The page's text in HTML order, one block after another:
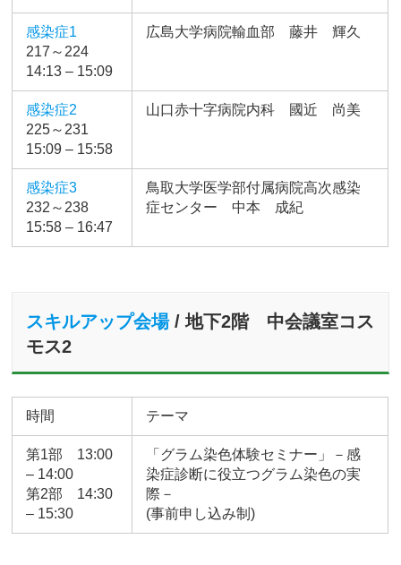
感染症1
217～224
14:13 – 15:09
広島大学病院輸血部 藤井 輝久
感染症2
225～231
15:09 – 15:58
山口赤十字病院内科 國近 尚美
感染症3
232～238
15:58 – 16:47
鳥取大学医学部付属病院高次感染
症センター 中本 成紀
スキルアップ会場/ 地下2階 中会議室コス
モス2
時間 テーマ
第1部 13:00
– 14:00
第2部 14:30
– 15:30
「グラム染色体験セミナー」－感
染症診断に役立つグラム染色の実
際－
(事前申し込み制)